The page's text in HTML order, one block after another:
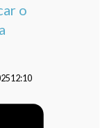
o
12:10